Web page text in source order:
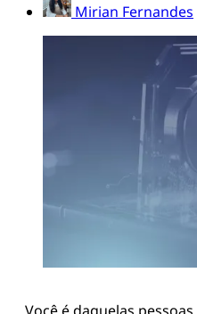
Mirian Fernandes